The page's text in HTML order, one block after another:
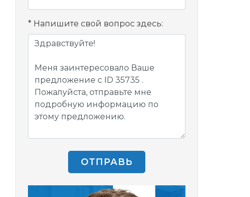
Напишите свой вопрос здесь:
ОТПРАВЬ